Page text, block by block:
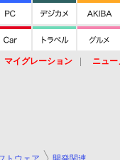
マイグレーション ニュ